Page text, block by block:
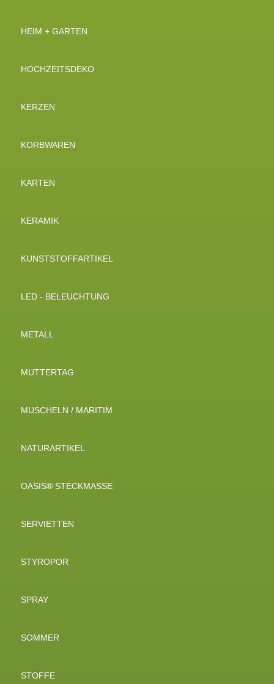
HEIM + GARTEN
HOCHZEITSDEKO
KERZEN
KORBWAREN
KARTEN
KERAMIK
KUNSTSTOFFARTIKEL
LED - BELEUCHTUNG
METALL
MUTTERTAG
MUSCHELN / MARITIM
NATURARTIKEL
OASIS® STECKMASSE
SERVIETTEN
STYROPOR
SPRAY
SOMMER
STOFFE